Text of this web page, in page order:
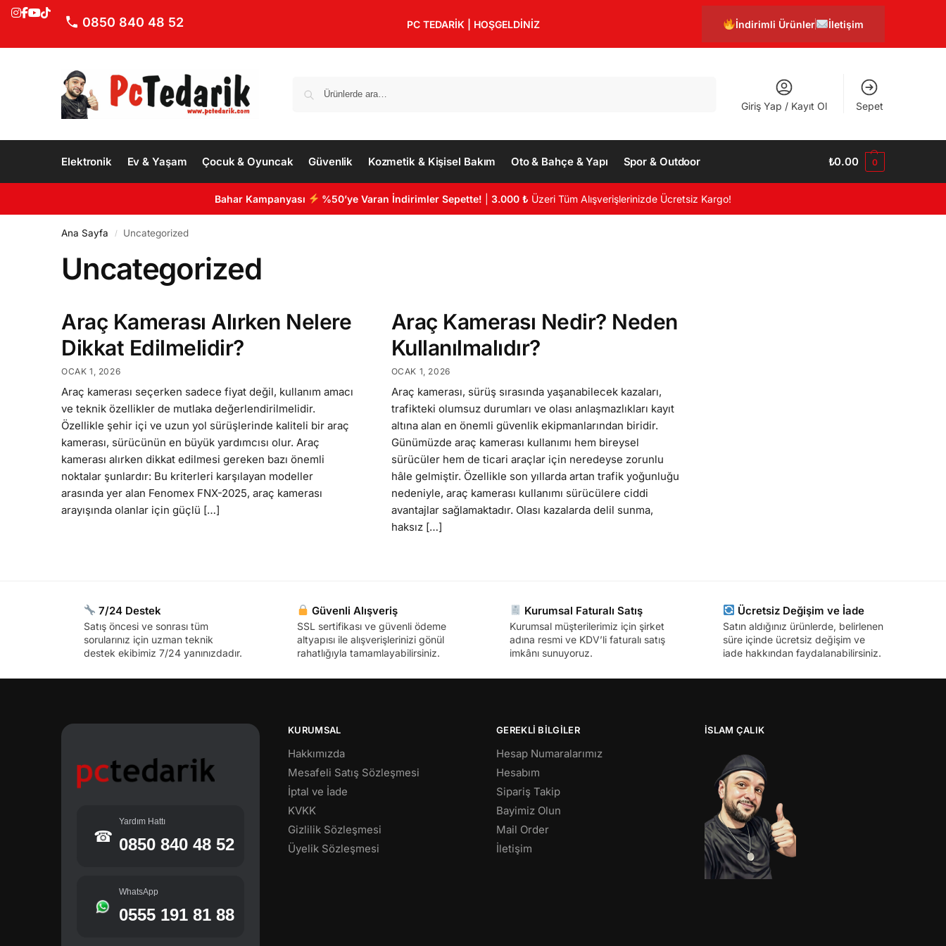
0850 840 48 52 PC TEDARİK | HOŞGELDİNİZ İndirimli Ürünler İletişim
Giriş Yap / Kayıt Ol Sepet
Elektronik Ev & Yaşam Çocuk & Oyuncak Güvenlik Kozmetik & Kişisel Bakım Oto & Bahçe & Yapı Spor & Outdoor ₺0.00 0
Bahar Kampanyası %50’ye Varan İndirimler Sepette! |3.000 ₺ Üzeri Tüm Alışverişlerinizde Ücretsiz Kargo!
Ana Sayfa / Uncategorized
Uncategorized
Araç Kamerası Alırken Nelere
Dikkat Edilmelidir?
OCAK 1, 2026
Araç kamerası seçerken sadece fiyat değil, kullanım amacı
ve teknik özellikler de mutlaka değerlendirilmelidir.
Özellikle şehir içi ve uzun yol sürüşlerinde kaliteli bir araç
kamerası, sürücünün en büyük yardımcısı olur. Araç
kamerası alırken dikkat edilmesi gereken bazı önemli
noktalar şunlardır: Bu kriterleri karşılayan modeller
arasında yer alan Fenomex FNX-2025, araç kamerası
arayışında olanlar için güçlü […]
Araç Kamerası Nedir? Neden
Kullanılmalıdır?
OCAK 1, 2026
Araç kamerası, sürüş sırasında yaşanabilecek kazaları,
trafikteki olumsuz durumları ve olası anlaşmazlıkları kayıt
altına alan en önemli güvenlik ekipmanlarından biridir.
Günümüzde araç kamerası kullanımı hem bireysel
sürücüler hem de ticari araçlar için neredeyse zorunlu
hâle gelmiştir. Özellikle son yıllarda artan trafik yoğunluğu
nedeniyle, araç kamerası kullanımı sürücülere ciddi
avantajlar sağlamaktadır. Olası kazalarda delil sunma,
haksız […]
7/24 Destek
Satış öncesi ve sonrası tüm
sorularınız için uzman teknik
destek ekibimiz 7/24 yanınızdadır.
Güvenli Alışveriş
SSL sertifikası ve güvenli ödeme
altyapısı ile alışverişlerinizi gönül
rahatlığıyla tamamlayabilirsiniz.
Kurumsal Faturalı Satış
Kurumsal müşterilerimiz için şirket
adına resmi ve KDV’li faturalı satış
imkânı sunuyoruz.
Ücretsiz Değişim ve İade
Satın aldığınız ürünlerde, belirlenen
süre içinde ücretsiz değişim ve
iade hakkından faydalanabilirsiniz.
☎
Yardım Hattı
0850 840 48 52
WhatsApp
0555 191 81 88
KURUMSAL
Hakkımızda
Mesafeli Satış Sözleşmesi
İptal ve İade
KVKK
Gizlilik Sözleşmesi
Üyelik Sözleşmesi
GEREKLİ BİLGİLER
Hesap Numaralarımız
Hesabım
Sipariş Takip
Bayimiz Olun
Mail Order
İletişim
İSLAM ÇALIK